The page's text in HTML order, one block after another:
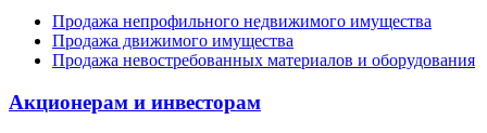
Продажа непрофильного недвижимого имущества
Продажа движимого имущества
Продажа невостребованных материалов и оборудования
Акционерам и инвесторам